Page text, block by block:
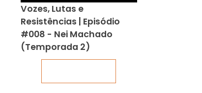
Vozes, Lutas e
Resistências | Episódio
#008 - Nei Machado
(Temporada 2)